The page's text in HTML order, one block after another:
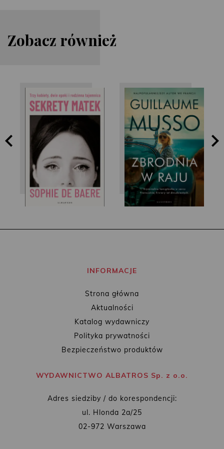
Zobacz również
Sophie de Baere Guillaume Musso
INFORMACJE
Strona główna
Aktualności
Katalog wydawniczy
Polityka prywatności
Bezpieczeństwo produktów
WYDAWNICTWO ALBATROS Sp. z o.o.
Adres siedziby / do korespondencji:
ul. Hlonda 2a/25
02-972 Warszawa